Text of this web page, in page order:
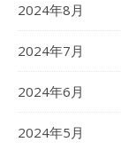
2024年8月
2024年7月
2024年6月
2024年5月